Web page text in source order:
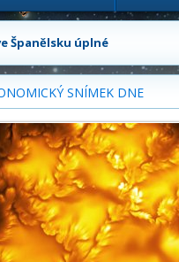
Španělsku úplné
SNÍMEK DNE